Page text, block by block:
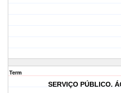
Term
SERVIÇO PÚBLICO.